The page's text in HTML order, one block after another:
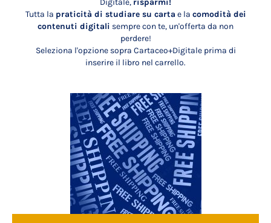
Digitale, risparmi!
Tutta la praticità di studiare su carta e la comodità dei
contenuti digitali sempre con te, un'offerta da non
perdere!
Seleziona l'opzione sopra Cartaceo+Digitale prima di
inserire il libro nel carrello.